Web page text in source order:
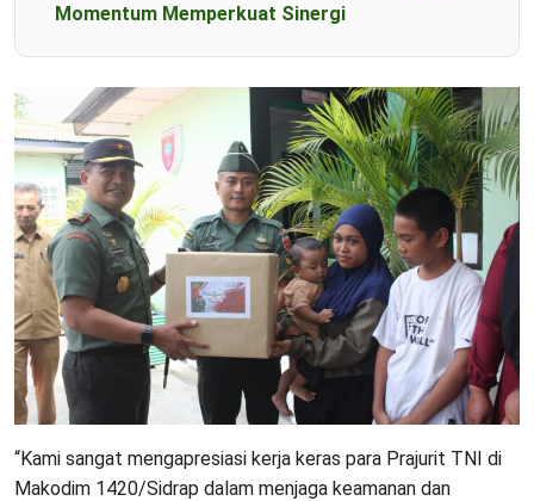
Momentum Memperkuat Sinergi
“Kami sangat mengapresiasi kerja keras para Prajurit TNI di
Makodim 1420/Sidrap dalam menjaga keamanan dan